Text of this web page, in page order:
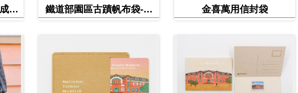
功
鐵道部園區古蹟帆布袋-電
金喜萬用信封袋